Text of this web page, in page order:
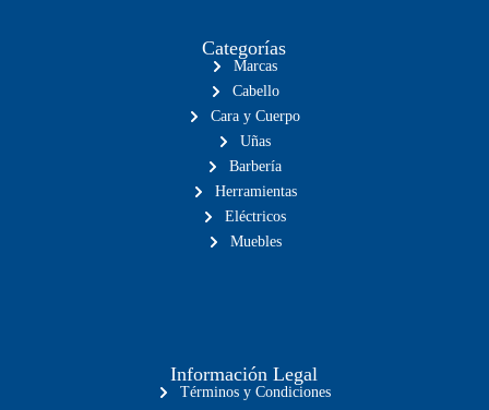
Categorías
Marcas
Cabello
Cara y Cuerpo
Uñas
Barbería
Herramientas
Eléctricos
Muebles
Información Legal
Términos y Condiciones